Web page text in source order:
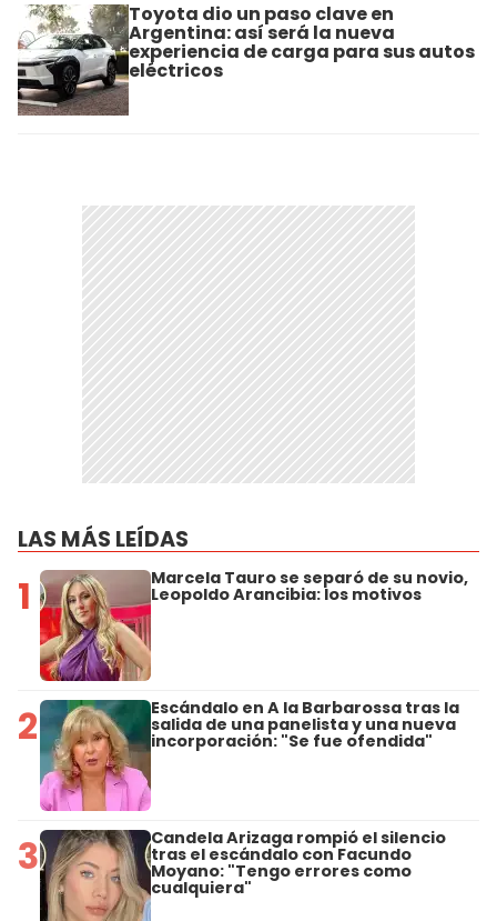
Toyota dio un paso clave en
Argentina: así será la nueva
experiencia de carga para sus autos
eléctricos
LAS MÁS LEÍDAS
1 Marcela Tauro se separó de su novio,
Leopoldo Arancibia: los motivos
2 Escándalo en A la Barbarossa tras la
salida de una panelista y una nueva
incorporación: "Se fue ofendida"
3 Candela Arizaga rompió el silencio
tras el escándalo con Facundo
Moyano: "Tengo errores como
cualquiera"